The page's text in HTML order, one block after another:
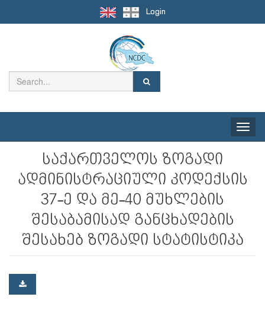
Login
Toggle
საქართველოს ზოგადი
ადმინისტრაციული კოდექსის
37-ე და მე-40 მუხლების
შესაბამისად განცხადების
შესახებ ზოგადი სტატისტიკა